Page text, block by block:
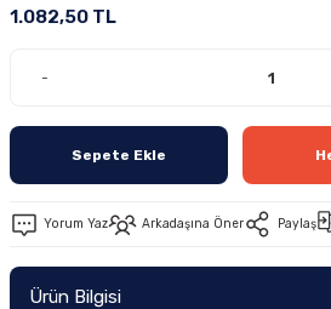
1.082,50 TL
-
Sepete Ekle
Yorum Yaz Arkadaşına Öner Paylaş
Ürün Bilgisi